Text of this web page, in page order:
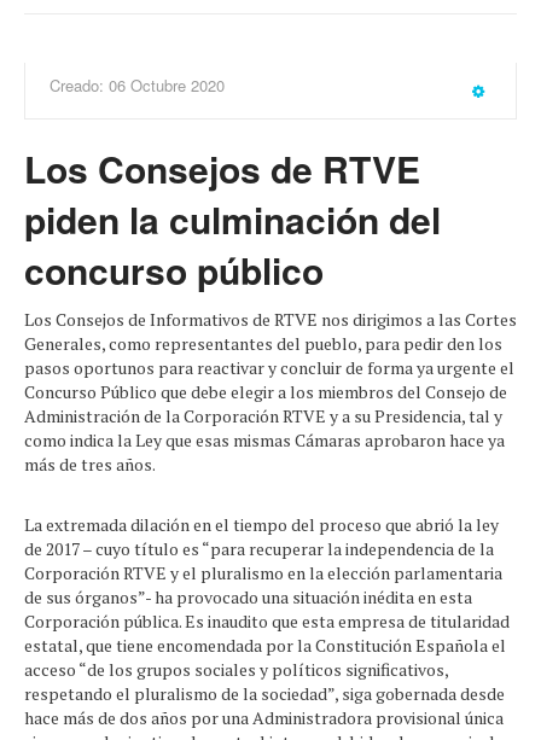
Creado: 06 Octubre 2020
Los Consejos de RTVE
piden la culminación del
concurso público
Los Consejos de Informativos de RTVE nos dirigimos a las Cortes
Generales, como representantes del pueblo, para pedir den los
pasos oportunos para reactivar y concluir de forma ya urgente el
Concurso Público que debe elegir a los miembros del Consejo de
Administración de la Corporación RTVE y a su Presidencia, tal y
como indica la Ley que esas mismas Cámaras aprobaron hace ya
más de tres años.
La extremada dilación en el tiempo del proceso que abrió la ley
de 2017 – cuyo título es “para recuperar la independencia de la
Corporación RTVE y el pluralismo en la elección parlamentaria
de sus órganos”- ha provocado una situación inédita en esta
Corporación pública. Es inaudito que esta empresa de titularidad
estatal, que tiene encomendada por la Constitución Española el
acceso “de los grupos sociales y políticos significativos,
respetando el pluralismo de la sociedad”, siga gobernada desde
hace más de dos años por una Administradora provisional única